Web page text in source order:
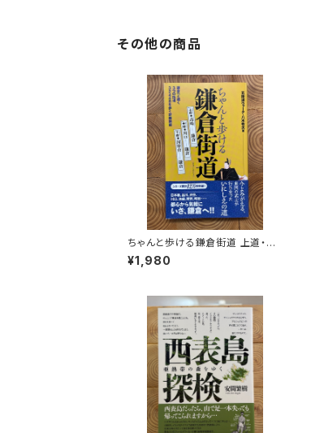
その他の商品
ちゃんと歩ける鎌倉街道 上道・中
道・下道
¥1,980